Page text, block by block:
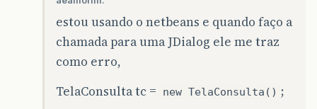
estou usando o netbeans e quando faço a
chamada para uma JDialog ele me traz
como erro,
TelaConsulta tc =
new TelaConsulta() ;